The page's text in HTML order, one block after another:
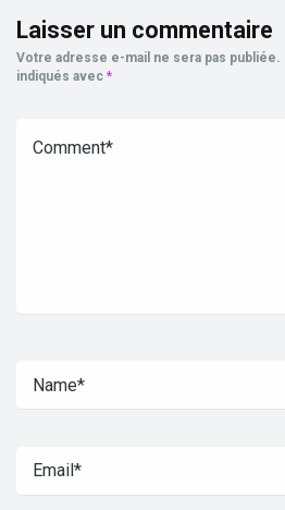
Laisser un commentaire
Votre adresse e-mail ne sera pas publiée.
indiqués avec *